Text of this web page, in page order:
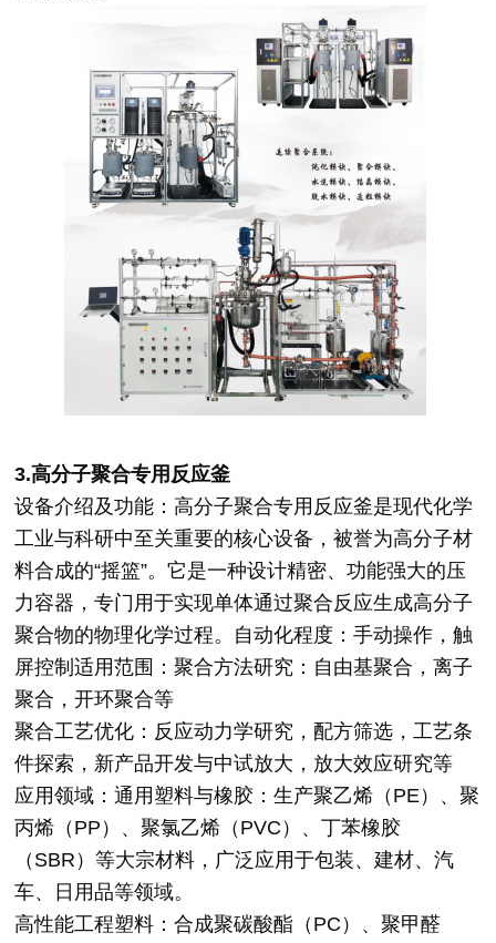
3.高分子聚合专用反应釜
设备介绍及功能：高分子聚合专用反应釜是现代化学
工业与科研中至关重要的核心设备，被誉为高分子材
料合成的“摇篮”。它是一种设计精密、功能强大的压
力容器，专门用于实现单体通过聚合反应生成高分子
聚合物的物理化学过程。自动化程度：手动操作，触
屏控制适用范围：聚合方法研究：自由基聚合，离子
聚合，开环聚合等
聚合工艺优化：反应动力学研究，配方筛选，工艺条
件探索，新产品开发与中试放大，放大效应研究等
应用领域：通用塑料与橡胶：生产聚乙烯（PE）、聚
丙烯（PP）、聚氯乙烯（PVC）、丁苯橡胶
（SBR）等大宗材料，广泛应用于包装、建材、汽
车、日用品等领域。
高性能工程塑料：合成聚碳酸酯（PC）、聚甲醛